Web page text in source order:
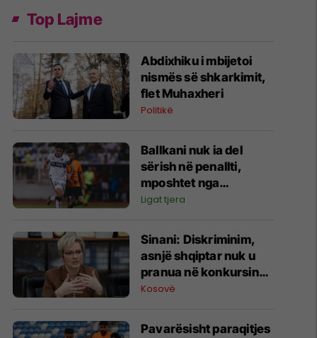
Top Lajme
Abdixhiku i mbijetoi
nismës së shkarkimit,
flet Muhaxheri
Politikë
Ballkani nuk ia del
sërish në penallti,
mposhtet nga
Bohemians dhe
evropiane
Ligat tjera
Sinani: Diskriminim,
asnjë shqiptar nuk u
pranua në konkursin
për zjarrfikës në
Kosovë
Pavarësisht paraqitjes